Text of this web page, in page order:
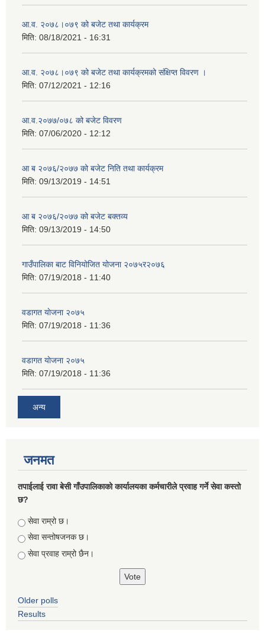
आ.व. २०७८।०७९ को बजेट तथा कार्यक्रम
मिति: 08/18/2021 - 16:31
आ.व. २०७८।०७९ को बजेट तथा कार्यक्रमको संक्षिप्त विवरण ।
मिति: 07/12/2021 - 12:16
आ.व.२०७७/०७८ को बजेट विवरण
मिति: 07/06/2020 - 12:12
आ ब २०७६/२०७७ को बजेट निति तथा कार्यक्रम
मिति: 09/13/2019 - 14:51
आ ब २०७६/२०७७ को बजेट बक्तव्य
मिति: 09/13/2019 - 14:50
गाउँपालिका बाट विनियोजित योजना २०७५र२०७६
मिति: 07/19/2018 - 11:40
वडागत याेजना २०७५
मिति: 07/19/2018 - 11:36
वडागत याेजना २०७५
मिति: 07/19/2018 - 11:36
अन्य
जनमत
तपाईलाई रावा बेसी गाँउपालिकाको कार्यालयका कर्मचारीले प्रवाह गर्ने सेवा कस्तो
छ?
Choices
सेवा राम्रो छ।
सेवा सन्तोषजनक छ।
सेवा प्रवाह राम्रो छैन।
Older polls
Results